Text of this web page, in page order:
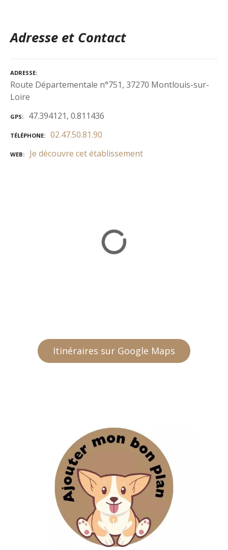
Adresse et Contact
ADRESSE
Route Départementale n°751, 37270 Montlouis-sur-
Loire
GPS 47.394121, 0.811436
TÉLÉPHONE 02.47.50.81.90
WEB Je découvre cet établissement
Itinéraires sur Google Maps